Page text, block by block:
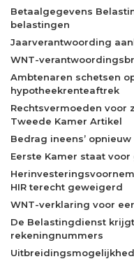
Betaalgegevens
belastingen
Jaarverantwoording
WNT-
Ambtenaren schetsen
hypotheekrenteaftrek
Rechtsvermoeden voor
Tweede Kamer Artikel
Bedrag ineens’
Eerste Kamer staat
HIR terecht geweigerd
WNT-verklaring voor
De Belastingdienst
rekeningnummers